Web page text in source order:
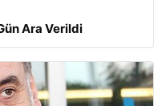
Ara Verildi